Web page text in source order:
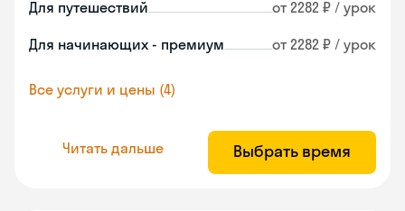
Для путешествий от 2282 ₽ / урок
Для начинающих - премиум от 2282 ₽ / урок
Все услуги и цены (4)
Читать дальше Выбрать время